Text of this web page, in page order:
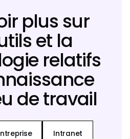
plus sur
et la
relatifs
de travail
Intranet